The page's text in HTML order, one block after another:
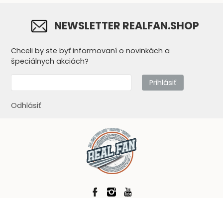
NEWSLETTER REALFAN.SHOP
Chceli by ste byť informovaní o novinkách a
špeciálnych akciách?
Prihlásiť
Odhlásiť